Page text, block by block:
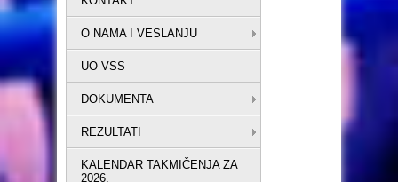
O NAMA I VESLANJU
UO VSS
DOKUMENTA
REZULTATI
KALENDAR TAKMIČENJA ZA
2026.